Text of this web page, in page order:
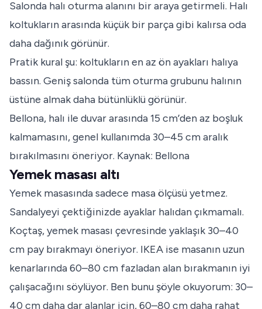
Salonda halı oturma alanını bir araya getirmeli. Halı
koltukların arasında küçük bir parça gibi kalırsa oda
daha dağınık görünür.
Pratik kural şu: koltukların en az ön ayakları halıya
bassın. Geniş salonda tüm oturma grubunu halının
üstüne almak daha bütünlüklü görünür.
Bellona, halı ile duvar arasında 15 cm’den az boşluk
kalmamasını, genel kullanımda 30–45 cm aralık
bırakılmasını öneriyor. Kaynak: Bellona
Yemek masası altı
Yemek masasında sadece masa ölçüsü yetmez.
Sandalyeyi çektiğinizde ayaklar halıdan çıkmamalı.
Koçtaş, yemek masası çevresinde yaklaşık 30–40
cm pay bırakmayı öneriyor. IKEA ise masanın uzun
kenarlarında 60–80 cm fazladan alan bırakmanın iyi
çalışacağını söylüyor. Ben bunu şöyle okuyorum: 30–
40 cm daha dar alanlar için, 60–80 cm daha rahat